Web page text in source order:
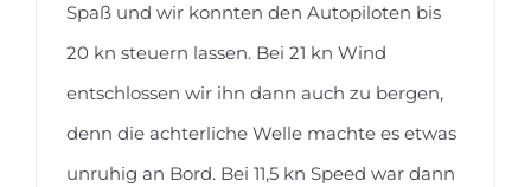
Spaß und wir konnten den Autopiloten bis
20 kn steuern lassen. Bei 21 kn Wind
entschlossen wir ihn dann auch zu bergen,
denn die achterliche Welle machte es etwas
unruhig an Bord. Bei 11,5 kn Speed war dann